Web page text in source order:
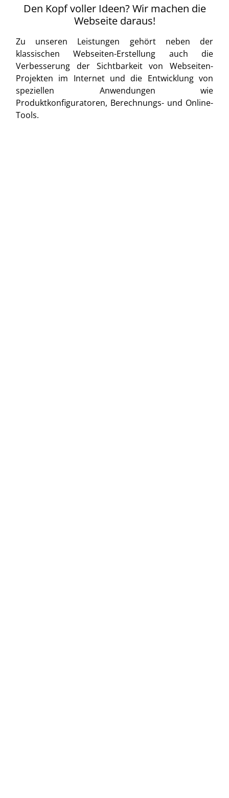
Den Kopf voller Ideen? Wir machen die
Webseite daraus!
Zu unseren Leistungen gehört neben der
klassischen Webseiten-Erstellung auch die
Verbesserung der Sichtbarkeit von Webseiten-
Projekten im Internet und die Entwicklung von
speziellen Anwendungen wie
Produktkonfiguratoren, Berechnungs- und Online-
Tools.